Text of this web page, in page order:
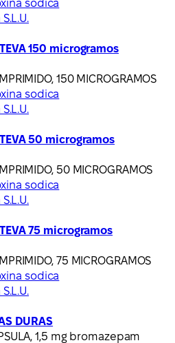
sodica
150 microgramos
150 MICROGRAMOS
sodica
50 microgramos
50 MICROGRAMOS
sodica
75 microgramos
75 MICROGRAMOS
sodica
DURAS
1,5 mg bromazepam